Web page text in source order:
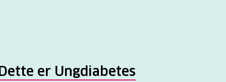
er Ungdiabetes